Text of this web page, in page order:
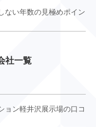
ない年数の見極めポイン
社一覧
ョン軽井沢展示場の口コ